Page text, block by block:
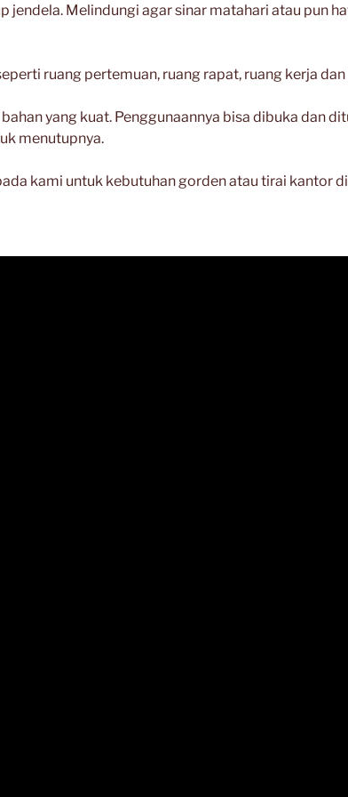
Melindungi agar sinar matahari atau pun
ruang pertemuan, ruang rapat, ruang kerja dan
yang kuat. Penggunaannya bisa dibuka dan
menutupnya.
kami untuk kebutuhan gorden atau tirai kantor di